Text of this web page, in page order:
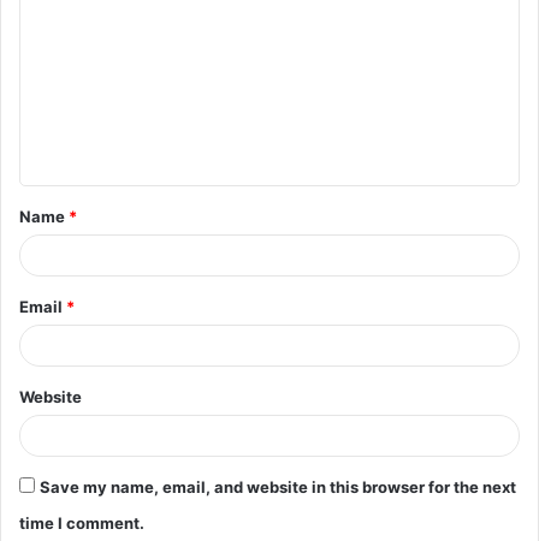
Name *
Email *
Website
Save my name, email, and website in this browser for the next
time I comment.